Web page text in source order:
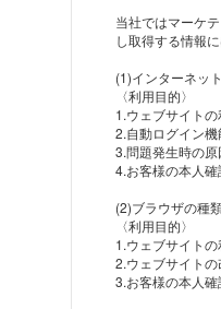
当社ではマーケ
し取得する情報
(1)インターネッ
〈利用目的〉
1.ウェブサイト
2.自動ログイン機
3.問題発生時の
4.お客様の本人確
(2)ブラウザの種
〈利用目的〉
1.ウェブサイト
2.ウェブサイト
3.お客様の本人確